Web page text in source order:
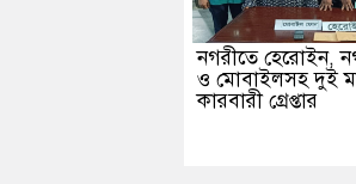
নগরীতে হেরোইন,
ও মোবাইলসহ দুই
কারবারী গ্রেপ্তার